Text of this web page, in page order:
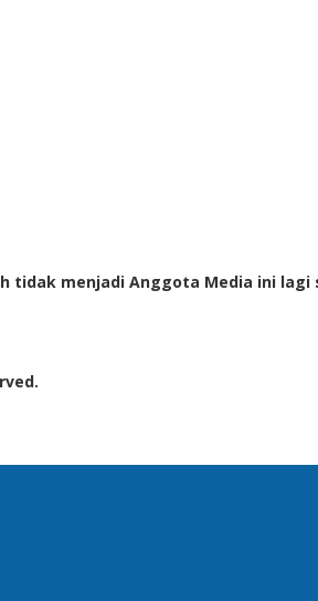
tidak menjadi Anggota Media ini